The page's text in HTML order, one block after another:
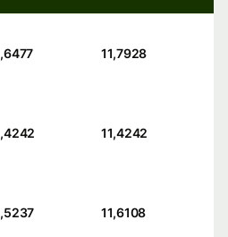
11,7928
11,4242
11,6108